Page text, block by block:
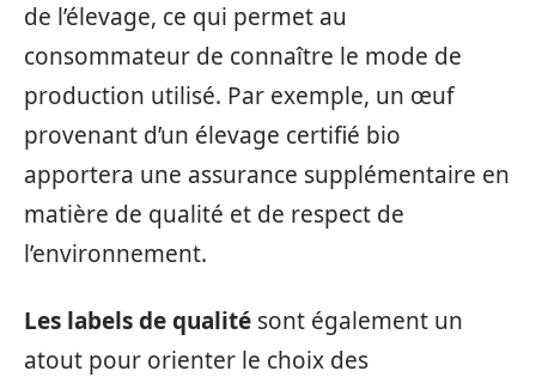
de l’élevage, ce qui permet au
consommateur de connaître le mode de
production utilisé. Par exemple, un œuf
provenant d’un élevage certifié bio
apportera une assurance supplémentaire en
matière de qualité et de respect de
l’environnement.
Les labels de qualité sont également un
atout pour orienter le choix des